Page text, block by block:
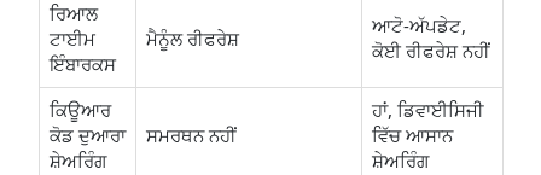
ਰਿਆਲ
ਟਾਈਮ
ਇੰਬਾਰਕਸ
ਮੈਨੂੰਲ ਰੀਫਰੇਸ਼
ਆਟੋ-ਅੱਪਡੇਟ,
ਕੋਈ ਰੀਫਰੇਸ਼ ਨਹੀਂ
ਕਿਊਆਰ
ਕੋਡ ਦੁਆਰਾ
ਸ਼ੇਅਰਿੰਗ
ਸਮਰਥਨ ਨਹੀਂ
ਹਾਂ, ਡਿਵਾਈਸਿਜੀ
ਵਿੱਚ ਆਸਾਨ
ਸ਼ੇਅਰਿੰਗ